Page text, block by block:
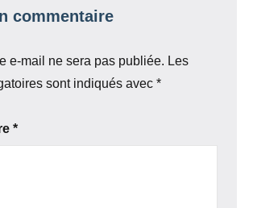
commentaire
e-mail ne sera pas publiée. Les
sont indiqués avec *
*